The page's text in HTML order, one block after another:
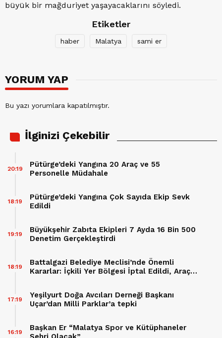
büyük bir mağduriyet yaşayacaklarını söyledi.
Etiketler
haber Malatya sami er
YORUM YAP
Bu yazı yorumlara kapatılmıştır.
İlginizi Çekebilir
Pütürge’deki Yangına 20 Araç ve 55
Personelle Müdahale
20:19
Pütürge’deki Yangına Çok Sayıda Ekip Sevk
Edildi
18:19
Büyükşehir Zabıta Ekipleri 7 Ayda 16 Bin 500
Denetim Gerçekleştirdi
19:19
Battalgazi Belediye Meclisi’nde Önemli
Kararlar: İçkili Yer Bölgesi İptal Edildi, Araç
18:19
Yeşilyurt Doğa Avcıları Derneği Başkanı
Uçar’dan Milli Parklar’a tepki
17:19
Başkan Er “Malatya Spor ve Kütüphaneler
16:19